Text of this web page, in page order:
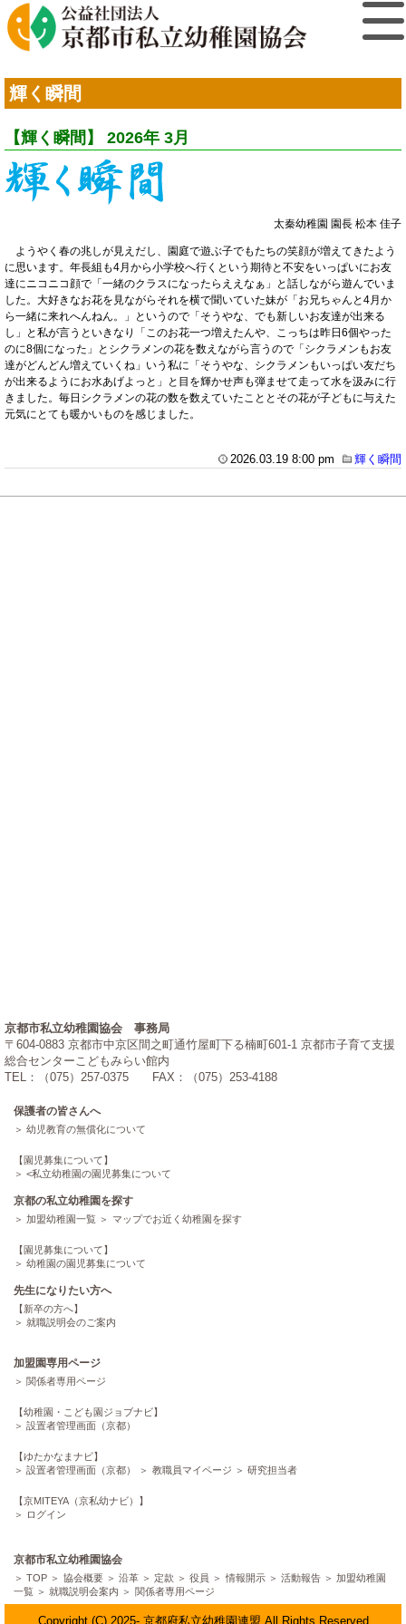
輝く瞬間
【輝く瞬間】 2026年 3月
太秦幼稚園 園長 松本 佳子
ようやく春の兆しが見えだし、園庭で遊ぶ子でもたちの笑顔が増えてきたよう
に思います。年長組も4月から小学校へ行くという期待と不安をいっぱいにお友
達にニコニコ顔で「一緒のクラスになったらええなぁ」と話しながら遊んでいま
した。大好きなお花を見ながらそれを横で聞いていた妹が「お兄ちゃんと4月か
ら一緒に来れへんねん。」というので「そうやな、でも新しいお友達が出来る
し」と私が言うといきなり「このお花一つ増えたんや、こっちは昨日6個やった
のに8個になった」とシクラメンの花を数えながら言うので「シクラメンもお友
達がどんどん増えていくね」いう私に「そうやな、シクラメンもいっぱい友だち
が出来るようにお水あげよっと」と目を輝かせ声も弾ませて走って水を汲みに行
きました。毎日シクラメンの花の数を数えていたこととその花が子どもに与えた
元気にとても暖かいものを感じました。
2026.03.19 8:00 pm 輝く瞬間
京都市私立幼稚園協会 事務局
〒604-0883 京都市中京区間之町通竹屋町下る楠町601-1 京都市子育て支援
総合センターこどもみらい館内
TEL：（075）257-0375 FAX：（075）253-4188
保護者の皆さんへ
幼児教育の無償化について
【園児募集について】
<私立幼稚園の園児募集について
京都の私立幼稚園を探す
加盟幼稚園一覧 マップでお近く幼稚園を探す
【園児募集について】
幼稚園の園児募集について
先生になりたい方へ
【新卒の方へ】
就職説明会のご案内
加盟園専用ページ
関係者専用ページ
【幼稚園・こども園ジョブナビ】
設置者管理画面（京都）
【ゆたかなまナビ】
設置者管理画面（京都）
教職員マイページ 研究担当者
【京MITEYA（京私幼ナビ）】
ログイン
京都市私立幼稚園協会
TOP 協会概要 沿革 定款 役員 情報開示 活動報告
加盟幼稚園
一覧
就職説明会案内 関係者専用ページ
Copyright (C) 2025- 京都府私立幼稚園連盟 All Rights Reserved